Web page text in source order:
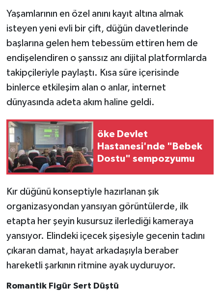
Yaşamlarının en özel anını kayıt altına almak
isteyen yeni evli bir çift, düğün davetlerinde
başlarına gelen hem tebessüm ettiren hem de
endişelendiren o şanssız anı dijital platformlarda
takipçileriyle paylaştı. Kısa süre içerisinde
binlerce etkileşim alan o anlar, internet
dünyasında adeta akım haline geldi.
öke Devlet
Hastanesi'nde "Bebek
Dostu" sempozyumu
Kır düğünü konseptiyle hazırlanan şık
organizasyondan yansıyan görüntülerde, ilk
etapta her şeyin kusursuz ilerlediği kameraya
yansıyor. Elindeki içecek şişesiyle gecenin tadını
çıkaran damat, hayat arkadaşıyla beraber
hareketli şarkının ritmine ayak uyduruyor.
Romantik Figür Sert Düştü